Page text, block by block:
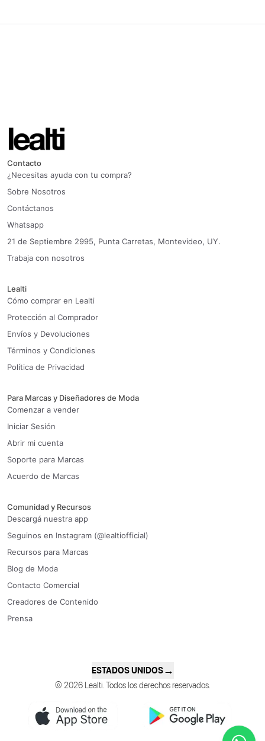
Contacto
¿Necesitas ayuda con tu compra?
Sobre Nosotros
Contáctanos
Whatsapp
21 de Septiembre 2995, Punta Carretas, Montevideo, UY.
Trabaja con nosotros
Lealti
Cómo comprar en Lealti
Protección al Comprador
Envíos y Devoluciones
Términos y Condiciones
Política de Privacidad
Para Marcas y Diseñadores de Moda
Comenzar a vender
Iniciar Sesión
Abrir mi cuenta
Soporte para Marcas
Acuerdo de Marcas
Comunidad y Recursos
Descargá nuestra app
Seguinos en Instagram (@lealtiofficial)
Recursos para Marcas
Blog de Moda
Contacto Comercial
Creadores de Contenido
Prensa
ESTADOS UNIDOS→
© 2026 Lealti. Todos los derechos reservados.